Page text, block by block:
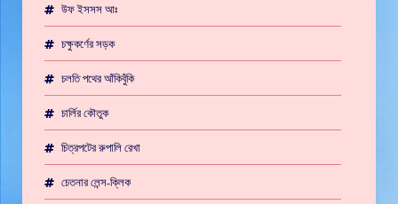
উফ ইসসস আঃ
চক্ষুকর্ণের সড়ক
চলতি পথের আঁকিবুঁকি
চার্লির কৌতুক
চিত্রপটের রুপালি রেখা
চেতনার লেন্স-ক্লিক